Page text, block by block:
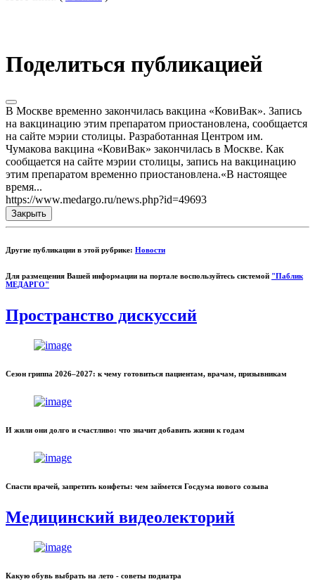
Поделиться публикацией
В Москве временно закончилась вакцина «КовиВак». Запись
на вакцинацию этим препаратом приостановлена, сообщается
на сайте мэрии столицы. Разработанная Центром им.
Чумакова вакцина «КовиВак» закончилась в Москве. Как
сообщается на сайте мэрии столицы, запись на вакцинацию
этим препаратом временно приостановлена.«В настоящее
время...
https://www.medargo.ru/news.php?id=49693
Закрыть
Другие публикации в этой рубрике: Новости
Для размещения Вашей информации на портале воспользуйтесь системой "Паблик
МЕДАРГО"
Пространство дискуссий
Сезон гриппа 2026–2027: к чему готовиться пациентам, врачам, призывникам
И жили они долго и счастливо: что значит добавить жизни к годам
Спасти врачей, запретить конфеты: чем займется Госдума нового созыва
Медицинский видеолекторий
Какую обувь выбрать на лето - советы подиатра